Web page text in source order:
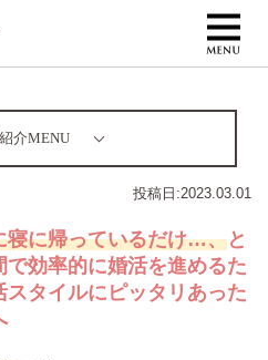
介MENU
投稿日:2023.03.01
寝に帰っているだけ…、と
効率的に婚活を進めるた
タイルにピッタリあった